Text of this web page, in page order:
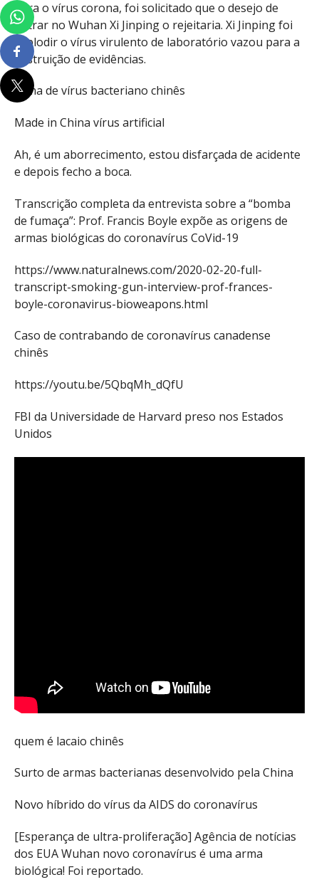
para o vírus corona, foi solicitado que o desejo de
entrar no Wuhan Xi Jinping o rejeitaria. Xi Jinping foi
explodir o vírus virulento de laboratório vazou para a
destruição de evidências.
Arma de vírus bacteriano chinês
Made in China vírus artificial
Ah, é um aborrecimento, estou disfarçada de acidente
e depois fecho a boca.
Transcrição completa da entrevista sobre a “bomba
de fumaça”: Prof. Francis Boyle expõe as origens de
armas biológicas do coronavírus CoVid-19
https://www.naturalnews.com/2020-02-20-full-
transcript-smoking-gun-interview-prof-frances-
boyle-coronavirus-bioweapons.html
Caso de contrabando de coronavírus canadense
chinês
https://youtu.be/5QbqMh_dQfU
FBI da Universidade de Harvard preso nos Estados
Unidos
quem é lacaio chinês
Surto de armas bacterianas desenvolvido pela China
Novo híbrido do vírus da AIDS do coronavírus
[Esperança de ultra-proliferação] Agência de notícias
dos EUA Wuhan novo coronavírus é uma arma
biológica! Foi reportado.